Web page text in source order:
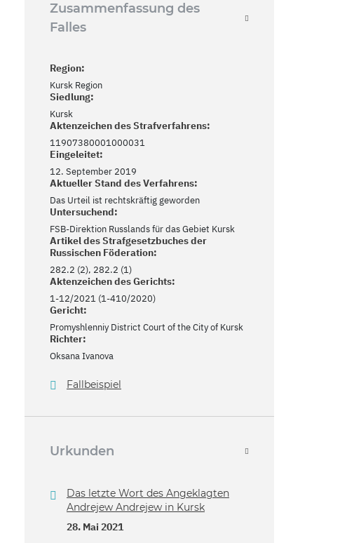
Zusammenfassung des
Falles
Region:
Kursk Region
Siedlung:
Kursk
Aktenzeichen des Strafverfahrens:
11907380001000031
Eingeleitet:
12. September 2019
Aktueller Stand des Verfahrens:
Das Urteil ist rechtskräftig geworden
Untersuchend:
FSB-Direktion Russlands für das Gebiet Kursk
Artikel des Strafgesetzbuches der
Russischen Föderation:
282.2 (2), 282.2 (1)
Aktenzeichen des Gerichts:
1-12/2021 (1-410/2020)
Gericht:
Promyshlenniy District Court of the City of Kursk
Richter:
Oksana Ivanova
Fallbeispiel
Urkunden
Das letzte Wort des Angeklagten
Andrejew Andrejew in Kursk
28. Mai 2021